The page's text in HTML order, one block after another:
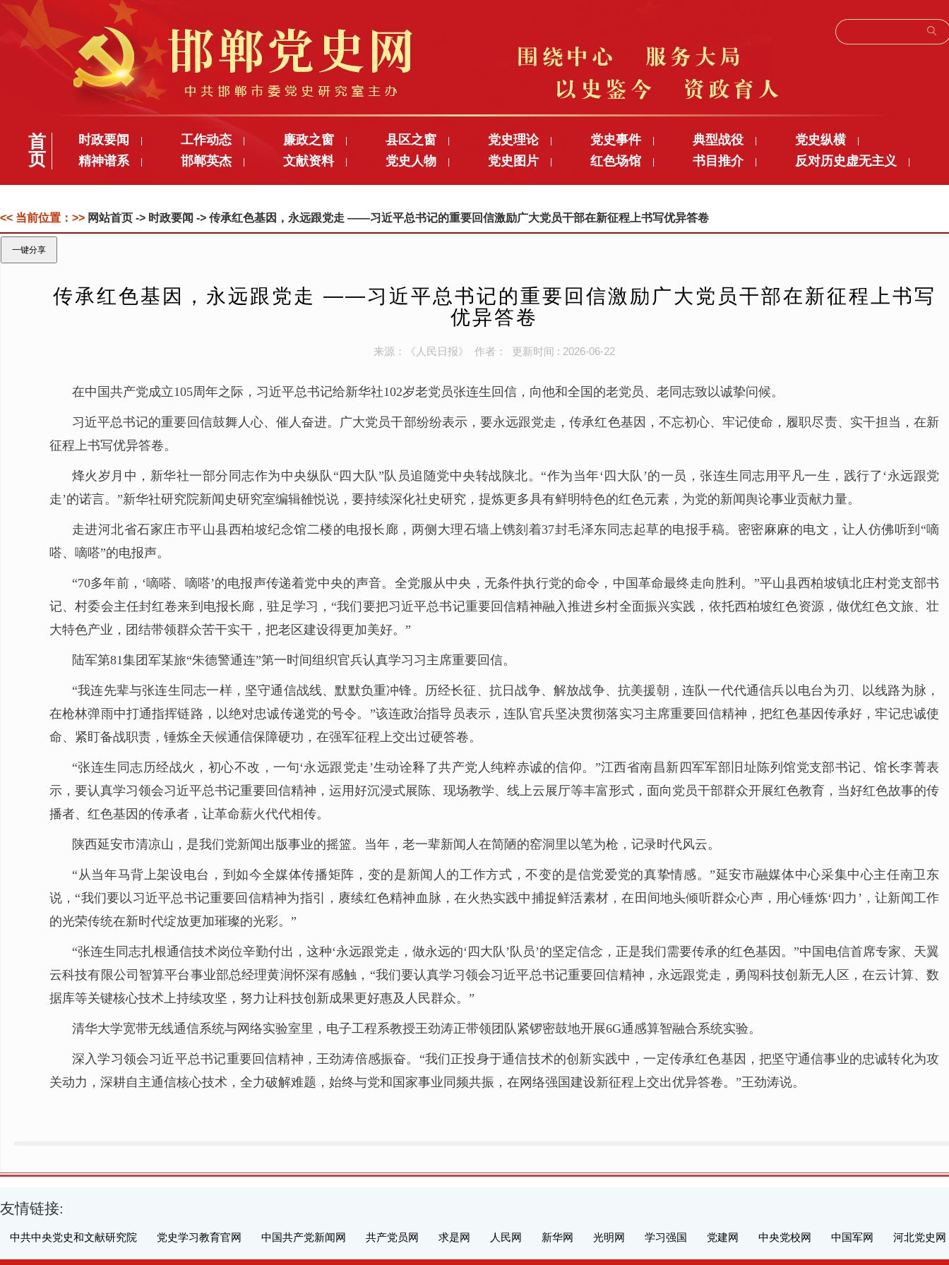
首
页
时政要闻 工作动态 廉政之窗 县区之窗 党史理论 党史事件 典型战役 党史纵横
精神谱系 邯郸英杰 文献资料 党史人物 党史图片 红色场馆 书目推介 反对历史虚无主义
<< 当前位置：>> 网站首页 -> 时政要闻 -> 传承红色基因，永远跟党走 ——习近平总书记的重要回信激励广大党员干部在新征程上书写优异答卷
一键分享
传承红色基因，永远跟党走 ——习近平总书记的重要回信激励广大党员干部在新征程上书写
优异答卷
来源：《人民日报》 作者： 更新时间 : 2026-06-22
在中国共产党成立105周年之际，习近平总书记给新华社102岁老党员张连生回信，向他和全国的老党员、老同志致以诚挚问候。
习近平总书记的重要回信鼓舞人心、催人奋进。广大党员干部纷纷表示，要永远跟党走，传承红色基因，不忘初心、牢记使命，履职尽责、实干担当，在新
征程上书写优异答卷。
烽火岁月中，新华社一部分同志作为中央纵队“四大队”队员追随党中央转战陕北。“作为当年‘四大队’的一员，张连生同志用平凡一生，践行了‘永远跟党
走’的诺言。”新华社研究院新闻史研究室编辑雒悦说，要持续深化社史研究，提炼更多具有鲜明特色的红色元素，为党的新闻舆论事业贡献力量。
走进河北省石家庄市平山县西柏坡纪念馆二楼的电报长廊，两侧大理石墙上镌刻着37封毛泽东同志起草的电报手稿。密密麻麻的电文，让人仿佛听到“嘀
嗒、嘀嗒”的电报声。
“70多年前，‘嘀嗒、嘀嗒’的电报声传递着党中央的声音。全党服从中央，无条件执行党的命令，中国革命最终走向胜利。”平山县西柏坡镇北庄村党支部书
记、村委会主任封红卷来到电报长廊，驻足学习，“我们要把习近平总书记重要回信精神融入推进乡村全面振兴实践，依托西柏坡红色资源，做优红色文旅、壮
大特色产业，团结带领群众苦干实干，把老区建设得更加美好。”
陆军第81集团军某旅“朱德警通连”第一时间组织官兵认真学习习主席重要回信。
“我连先辈与张连生同志一样，坚守通信战线、默默负重冲锋。历经长征、抗日战争、解放战争、抗美援朝，连队一代代通信兵以电台为刃、以线路为脉，
在枪林弹雨中打通指挥链路，以绝对忠诚传递党的号令。”该连政治指导员表示，连队官兵坚决贯彻落实习主席重要回信精神，把红色基因传承好，牢记忠诚使
命、紧盯备战职责，锤炼全天候通信保障硬功，在强军征程上交出过硬答卷。
“张连生同志历经战火，初心不改，一句‘永远跟党走’生动诠释了共产党人纯粹赤诚的信仰。”江西省南昌新四军军部旧址陈列馆党支部书记、馆长李菁表
示，要认真学习领会习近平总书记重要回信精神，运用好沉浸式展陈、现场教学、线上云展厅等丰富形式，面向党员干部群众开展红色教育，当好红色故事的传
播者、红色基因的传承者，让革命薪火代代相传。
陕西延安市清凉山，是我们党新闻出版事业的摇篮。当年，老一辈新闻人在简陋的窑洞里以笔为枪，记录时代风云。
“从当年马背上架设电台，到如今全媒体传播矩阵，变的是新闻人的工作方式，不变的是信党爱党的真挚情感。”延安市融媒体中心采集中心主任南卫东
说，“我们要以习近平总书记重要回信精神为指引，赓续红色精神血脉，在火热实践中捕捉鲜活素材，在田间地头倾听群众心声，用心锤炼‘四力’，让新闻工作
的光荣传统在新时代绽放更加璀璨的光彩。”
“张连生同志扎根通信技术岗位辛勤付出，这种‘永远跟党走，做永远的‘四大队’队员’的坚定信念，正是我们需要传承的红色基因。”中国电信首席专家、天翼
云科技有限公司智算平台事业部总经理黄润怀深有感触，“我们要认真学习领会习近平总书记重要回信精神，永远跟党走，勇闯科技创新无人区，在云计算、数
据库等关键核心技术上持续攻坚，努力让科技创新成果更好惠及人民群众。”
清华大学宽带无线通信系统与网络实验室里，电子工程系教授王劲涛正带领团队紧锣密鼓地开展6G通感算智融合系统实验。
深入学习领会习近平总书记重要回信精神，王劲涛倍感振奋。“我们正投身于通信技术的创新实践中，一定传承红色基因，把坚守通信事业的忠诚转化为攻
关动力，深耕自主通信核心技术，全力破解难题，始终与党和国家事业同频共振，在网络强国建设新征程上交出优异答卷。”王劲涛说。
友情链接:
中共中央党史和文献研究院 党史学习教育官网 中国共产党新闻网 共产党员网 求是网 人民网 新华网 光明网 学习强国 党建网 中央党校网 中国军网 河北党史网